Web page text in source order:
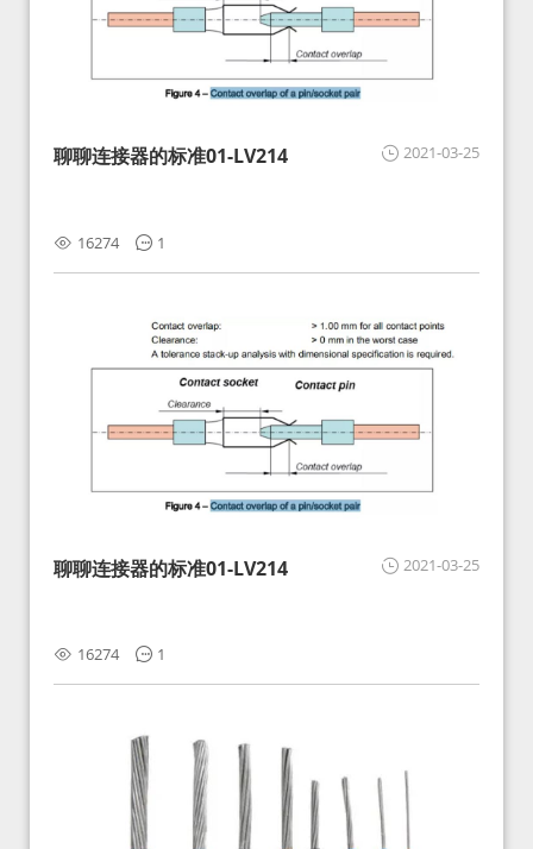
2021-03-25
聊聊连接器的标准01-LV214
16274 1
2021-03-25
聊聊连接器的标准01-LV214
16274 1